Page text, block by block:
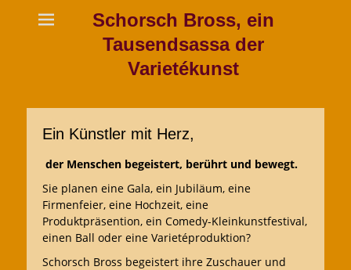
Schorsch Bross, ein
Tausendsassa der
Varietékunst
Ein Künstler mit Herz,
der Menschen begeistert, berührt und bewegt.
Sie planen eine Gala, ein Jubiläum, eine
Firmenfeier, eine Hochzeit, eine
Produktpräsention, ein Comedy-Kleinkunstfestival,
einen Ball oder eine Varietéproduktion?
Schorsch Bross begeistert ihre Zuschauer und